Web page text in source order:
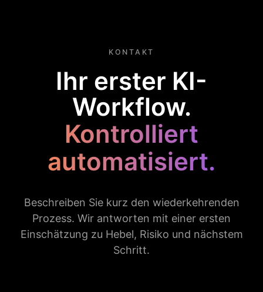
KONTAKT
Ihr erster KI-
Workflow.
Kontrolliert
automatisiert.
Beschreiben Sie kurz den wiederkehrenden
Prozess. Wir antworten mit einer ersten
Einschätzung zu Hebel, Risiko und nächstem
Schritt.